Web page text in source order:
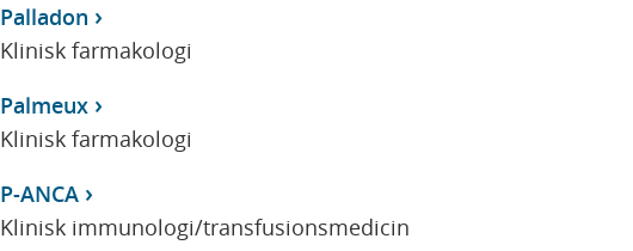
Palladon
Klinisk farmakologi
Palmeux
Klinisk farmakologi
P-ANCA
Klinisk immunologi/transfusionsmedicin